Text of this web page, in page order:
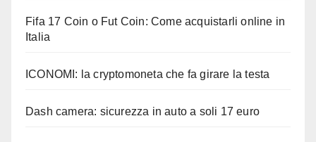
Fifa 17 Coin o Fut Coin: Come acquistarli online in
Italia
ICONOMI: la cryptomoneta che fa girare la testa
Dash camera: sicurezza in auto a soli 17 euro